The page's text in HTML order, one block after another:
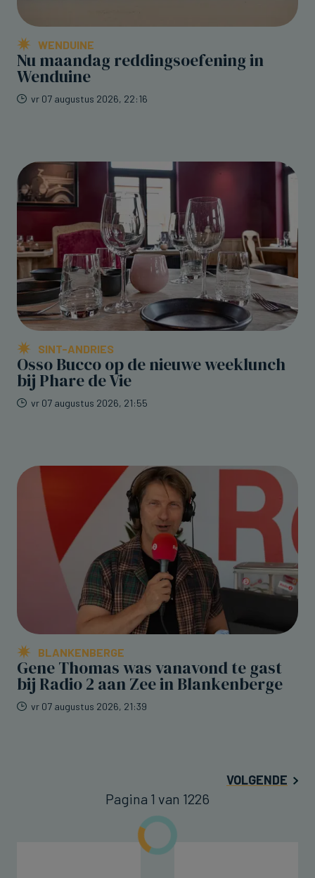
WENDUINE
Nu maandag reddingsoefening in
Wenduine
vr 07 augustus 2026, 22:16
SINT-ANDRIES
Osso Bucco op de nieuwe weeklunch
bij Phare de Vie
vr 07 augustus 2026, 21:55
BLANKENBERGE
Gene Thomas was vanavond te gast
bij Radio 2 aan Zee in Blankenberge
vr 07 augustus 2026, 21:39
VOLGENDE
Pagina 1 van 1226